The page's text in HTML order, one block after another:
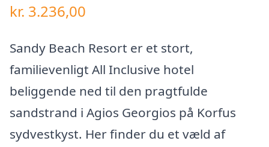
kr. 3.236,00
Sandy Beach Resort er et stort,
familievenligt All Inclusive hotel
beliggende ned til den pragtfulde
sandstrand i Agios Georgios på Korfus
sydvestkyst. Her finder du et væld af